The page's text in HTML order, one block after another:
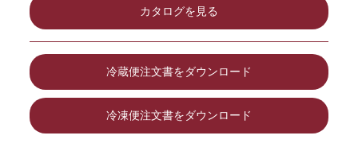
カタログを見る
冷蔵便注文書をダウンロード
冷凍便注文書をダウンロード